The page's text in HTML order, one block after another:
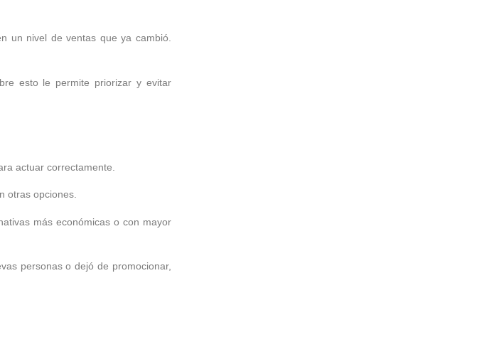
un nivel de ventas que ya cambió.
esto le permite priorizar y evitar
actuar correctamente.
otras opciones.
más económicas o con mayor
personas o dejó de promocionar,